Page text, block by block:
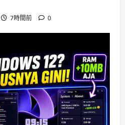
7時間前 0